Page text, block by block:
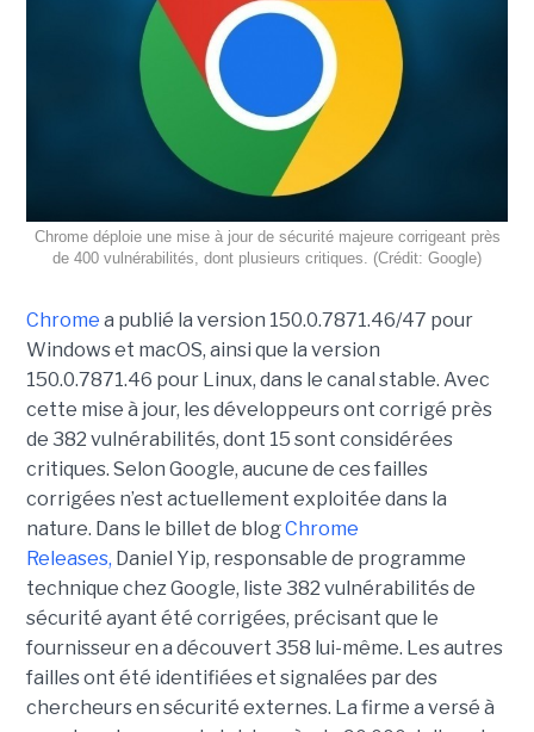
Chrome déploie une mise à jour de sécurité majeure corrigeant près
de 400 vulnérabilités, dont plusieurs critiques. (Crédit: Google)
Chrome a publié la version 150.0.7871.46/47 pour
Windows et macOS, ainsi que la version
150.0.7871.46 pour Linux, dans le canal stable. Avec
cette mise à jour, les développeurs ont corrigé près
de 382 vulnérabilités, dont 15 sont considérées
critiques. Selon Google, aucune de ces failles
corrigées n’est actuellement exploitée dans la
nature. Dans le billet de blogChrome
Releases, Daniel Yip, responsable de programme
technique chez Google, liste 382 vulnérabilités de
sécurité ayant été corrigées, précisant que le
fournisseur en a découvert 358 lui-même. Les autres
failles ont été identifiées et signalées par des
chercheurs en sécurité externes. La firme a versé à